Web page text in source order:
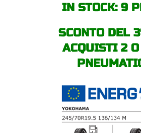
IN STOCK: 9
SCONTO DEL
ACQUISTI 2